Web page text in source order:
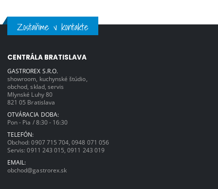
Zostaňme v kontakte
CENTRÁLA BRATISLAVA
GASTROREX S.R.O.
showroom, kuchynské štúdio,
obchod, sklad, servis
Mlynské Luhy 80
821 05 Bratislava
OTVÁRACIA DOBA:
Pon - Pia / 8:30 - 16:30
TELEFÓN:
Obchod:0907 715 704,0948 071 056
Servis:0911 243 015,0911 243 019
EMAIL:
obchod@gastrorex.sk